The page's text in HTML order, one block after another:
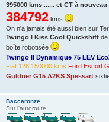
395000 kms ...... et CT à nouveau
384792 kms
On n'a jamais été aussi bien sur
Twingo I Kiss Cool Quickshift de
boîte robotisée
Twingo II Dynamique 75 LEV
Fiat 128 150000 kms Ford Escort
Güldner G15 A2KS Spessart
Baccaronze
Sur l'autoroute